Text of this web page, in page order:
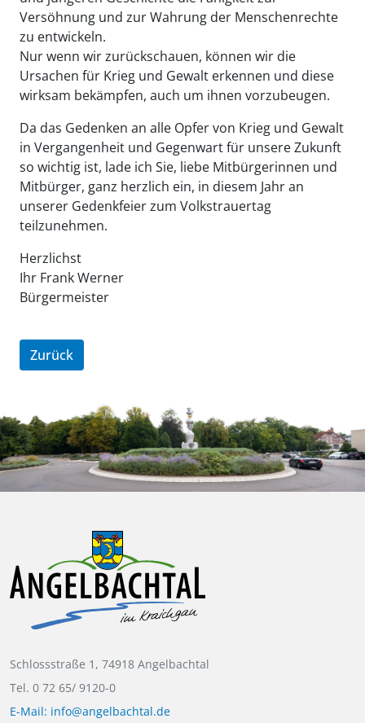
Versöhnung und zur Wahrung der Menschenrechte
zu entwickeln.
Nur wenn wir zurückschauen, können wir die
Ursachen für Krieg und Gewalt erkennen und diese
wirksam bekämpfen, auch um ihnen vorzubeugen.
Da das Gedenken an alle Opfer von Krieg und Gewalt
in Vergangenheit und Gegenwart für unsere Zukunft
so wichtig ist, lade ich Sie, liebe Mitbürgerinnen und
Mitbürger, ganz herzlich ein, in diesem Jahr an
unserer Gedenkfeier zum Volkstrauertag
teilzunehmen.
Herzlichst
Ihr Frank Werner
Bürgermeister
Zurück
Schlossstraße 1, 74918 Angelbachtal
Tel. 0 72 65/ 9120-0
E-Mail: info@angelbachtal.de